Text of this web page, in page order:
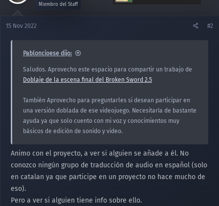
o
n
Miembro del Staff
15 Nov 2022 #2
Pabloncioese dijo:
Saludos. Aprovecho este espacio para compartir un trabajo de
Doblaje de la escena final del Broken Sword 2.5
También Aprovecho para preguntarles si desean participar en
una versión doblada de ese videojuego. Necesitaría de bastante
ayuda ya que solo cuento con mi voz y conocimientos muy
básicos de edición de sonido y video.
Animo con el proyecto, a ver si alguien se añade a él. No
conozco ningún grupo de traducción de audio en español (solo
en catalan ya que participe en un proyecto no hace mucho de
eso).
Pero a ver si alguien tiene info sobre ello.